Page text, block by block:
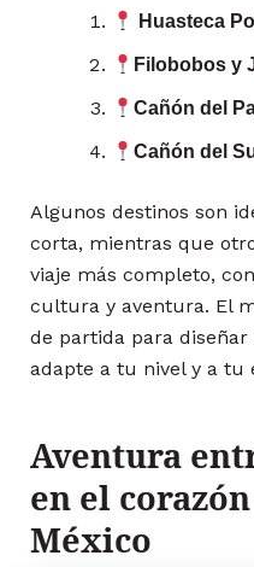
Huasteca
Filobobos y
Cañón del
Cañón del
Algunos destinos son
corta, mientras que
viaje más completo,
cultura y aventura. El
de partida para
adapte a tu nivel y a tu
Aventura
en el
México